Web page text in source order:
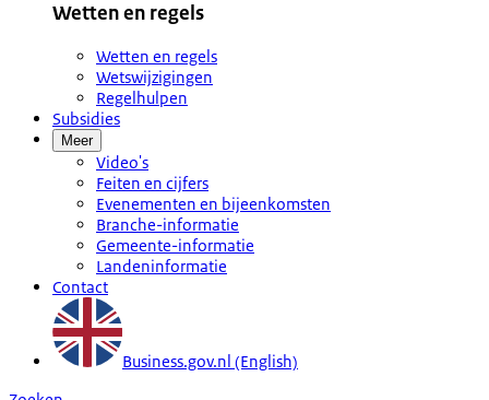
Wetten en regels
Wetten en regels
Wetswijzigingen
Regelhulpen
Subsidies
Meer
Video's
Feiten en cijfers
Evenementen en bijeenkomsten
Branche-informatie
Gemeente-informatie
Landeninformatie
Contact
Business.gov.nl (English)